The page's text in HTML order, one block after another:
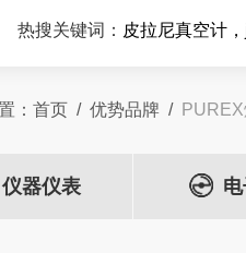
热搜关键词： 皮拉尼真空计
：首页 /优势品牌 /
仪器仪表